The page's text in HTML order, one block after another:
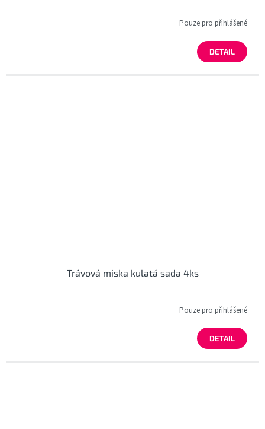
Pouze pro přihlášené
DETAIL
Trávová miska kulatá sada 4ks
Pouze pro přihlášené
DETAIL